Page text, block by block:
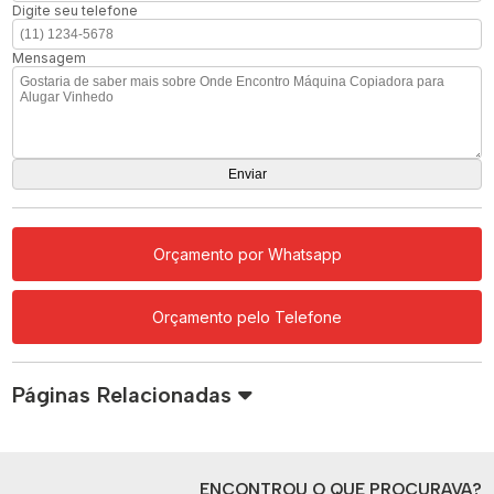
Digite seu telefone
Mensagem
Orçamento por Whatsapp
Orçamento pelo Telefone
Páginas Relacionadas
ENCONTROU O QUE PROCURAVA?